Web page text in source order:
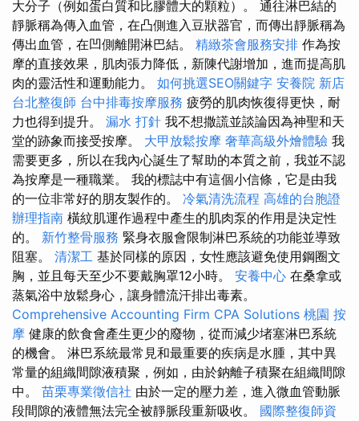
大分子（例如蛋白質和比膠體大的顆粒）。 通往淋巴結的
靜脈稱為傳入血管，在凸側進入豆狀器官，而傳出靜脈稱為
傳出血管，在凹側離開淋巴結。 精緻茶會服務安排 作為按
摩的直接效果，肌肉張力降低，新陳代謝增加，進而提高肌
肉的靈活性和運動能力。 如何挑選SEO關鍵字 安養院 新店
台北整復師 台中排毒按摩服務 疲勞的肌肉恢復得更快，耐
力也得到提升。 漏水 打針 我不想撒謊並談論因為神聖和天
堂的跡象而接受按摩。 大甲放鬆按摩 奢華高級外燴體驗 我
需要更多，所以在我內心誕生了幫助的本質之前，我並不認
為按摩是一種職業。 我的標誌中有這個小信條，它是由我
的一位非常好的朋友製作的。 冷氣清洗流程 高雄的台胞證
辦理指南 橫紋肌運作過程中產生的肌肉泵的作用是決定性
的。 新竹整骨服務 緊身衣服會限制淋巴系統的功能並導致
阻塞。 清潔工 基於同樣的原因，女性應該避免使用鋼圈文
胸，並且每天至少不要戴胸罩12小時。 安養中心 在桑拿或
蒸氣浴中放鬆身心，讓身體流汗排出毒素。
Comprehensive Accounting Firm CPA Solutions 桃園 按
摩 健康的飲食會產生更少的廢物，從而減少堵塞淋巴系統
的機會。 淋巴系統最常見和最重要的疾病是水腫，其中異
常量的組織間隙液積聚，例如，由於鈉離子積聚在組織間隙
中。 苗栗專業徵信社 由於一定的壓力差，進入微血管動脈
段間隙的液體無法完全被靜脈段重新吸收。 國際整復師資